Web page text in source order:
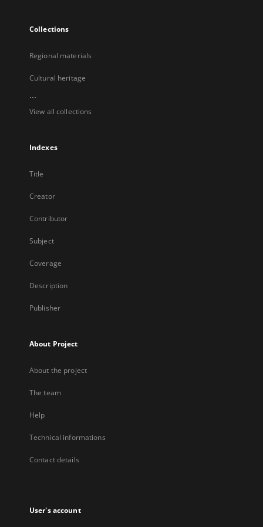
Collections
Regional materials
Cultural heritage
...
View all collections
Indexes
Title
Creator
Contributor
Subject
Coverage
Description
Publisher
About Project
About the project
The team
Help
Technical informations
Contact details
User's account